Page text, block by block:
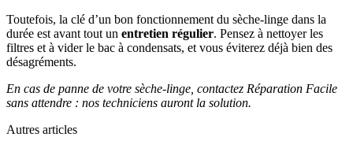
Toutefois, la clé d’un bon fonctionnement du sèche-linge dans la
durée est avant tout un entretien régulier. Pensez à nettoyer les
filtres et à vider le bac à condensats, et vous éviterez déjà bien des
désagréments.
En cas de panne de votre sèche-linge, contactez Réparation Facile
sans attendre : nos techniciens auront la solution.
Autres articles